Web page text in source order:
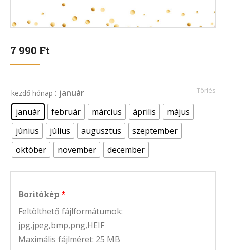
7 990 Ft
kezdő hónap : január
január
február március április
május
június
július augusztus
szeptember
október
november december
Törlés
Borítókép
Feltölthető fájlformátumok:
jpg,jpeg,bmp,png,HEIF
Maximális fájlméret: 25 MB